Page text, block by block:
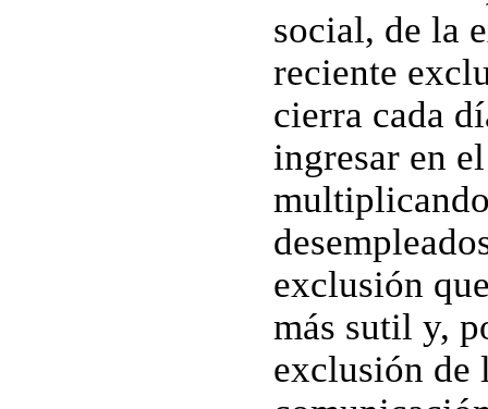
social, de la
reciente
cierra cada
ingresar en
exclusión
más sutil y,
exclusión de